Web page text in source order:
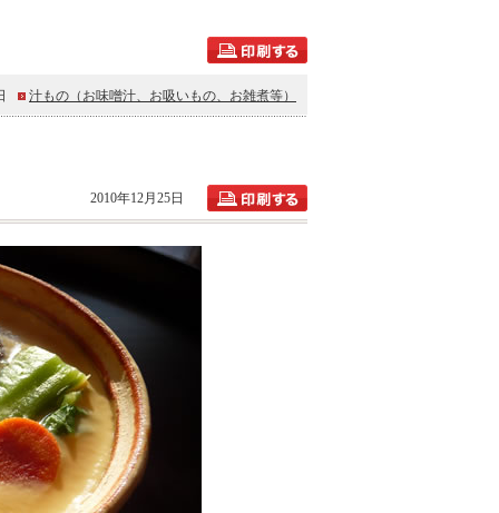
汁もの（お味噌汁、お吸いもの、お雑煮等）
2010年12月25日